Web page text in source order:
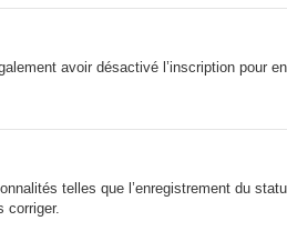
avoir désactivé l’inscription pour
telles que l’enregistrement du
corriger.